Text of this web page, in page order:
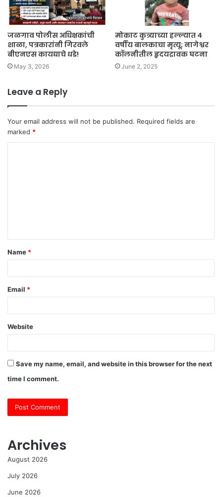
जळगाव पोलीस अधिक्षकांची
शाळा, पत्रकारांनी गिरवले
बीएनएस कायद्याचे धडे!
May 3, 2026
मोकाट कुत्र्याच्या हल्ल्यात ४
वर्षीय बालकाचा मृत्यू; नागेश्वर
कॉलनीतील हृदयद्रावक घटना
June 2, 2025
Leave a Reply
Your email address will not be published. Required fields are
marked *
t
*
Name *
Email *
Website
Save my name, email, and website in this browser for the next
time I comment.
Archives
August 2026
July 2026
June 2026